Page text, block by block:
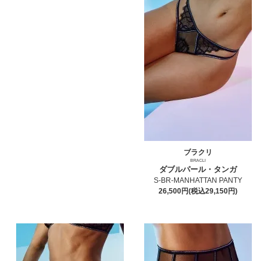
ブラクリ
BRACLI
ダブルパール・タンガ
S-BR-MANHATTAN PANTY
26,500円(税込29,150円)